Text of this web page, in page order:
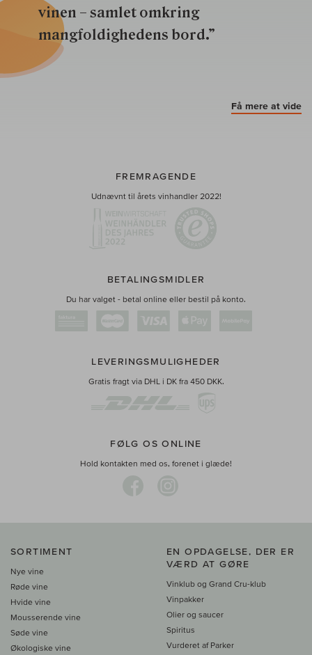
vinen – samlet omkring
mangfoldighedens bord.”
Få mere at vide
FREMRAGENDE
Udnævnt til årets vinhandler 2022!
BETALINGSMIDLER
Du har valget - betal online eller bestil på konto.
LEVERINGSMULIGHEDER
Gratis fragt via DHL i DK fra 450 DKK.
FØLG OS ONLINE
Hold kontakten med os, forenet i glæde!
SORTIMENT
Nye vine
Røde vine
Hvide vine
Mousserende vine
Søde vine
Økologiske vine
EN OPDAGELSE, DER ER
VÆRD AT GØRE
Vinklub og Grand Cru-klub
Vinpakker
Olier og saucer
Spiritus
Vurderet af Parker